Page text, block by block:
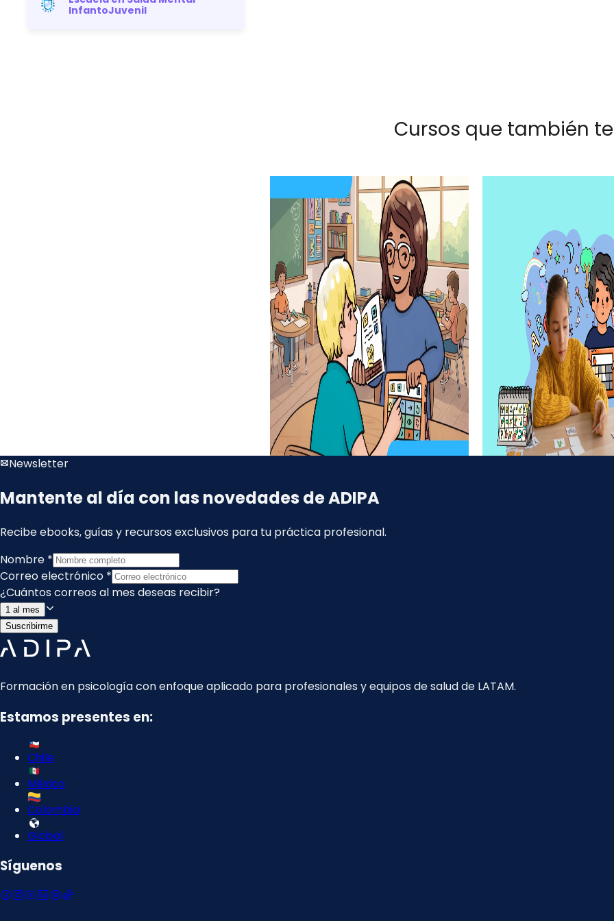
InfantoJuvenil
Cursos que también